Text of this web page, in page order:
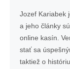
Jozef Kariabek
a jeho články
online kasín.
stať sa
taktiež o